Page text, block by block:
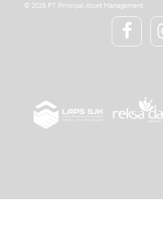
© 2026 PT Principal Asset Management